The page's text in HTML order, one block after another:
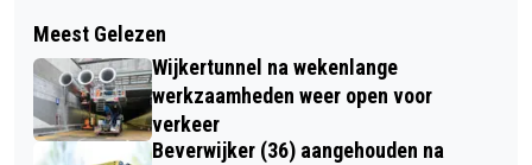
KUNSTWERK ‘DE KERN VAN
KENNEMERLAND’ HEEL 2024 TE ZIEN
IN PUBLIEKSHAL STADHUIS
TUINVOGELTELLERS MOETEN EXTRA
LETTEN OP HUISMUS
Meest Gelezen
Wijkertunnel na wekenlange
werkzaamheden weer open voor
verkeer
Beverwijker (36) aangehouden na